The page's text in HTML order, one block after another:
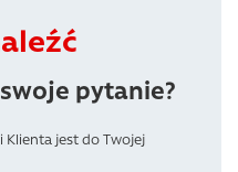
pytanie?
Klienta jest do Twojej